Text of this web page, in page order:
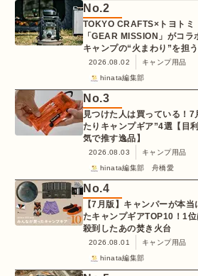
No.2
TOKYO CRAFTS×トヨトミ
「GEAR MISSION」がコラ
キャンプの“火まわり”を担
K3クッキングストーブが登場
2026.08.02
キャンプ用品
hinata編集部
No.3
見つけた人は買っている！7
たりキャンプギア”4選【目
気で推す逸品】
2026.08.03
キャンプ用品
hinata編集部 舟橋愛
No.4
【7月版】キャンパーが本当
たキャンプギアTOP10！1
殺到したあの焚き火台
2026.08.01
キャンプ用品
hinata編集部